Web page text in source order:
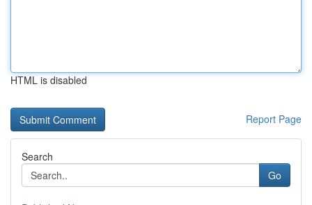
HTML is disabled
Report Page
Search
Go